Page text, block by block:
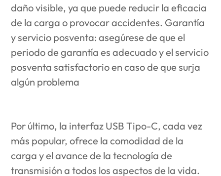
daño visible, ya que puede reducir la eficacia
de la carga o provocar accidentes. Garantía
y servicio posventa: asegúrese de que el
periodo de garantía es adecuado y el servicio
posventa satisfactorio en caso de que surja
algún problema
Por último, la interfaz USB Tipo-C, cada vez
más popular, ofrece la comodidad de la
carga y el avance de la tecnología de
transmisión a todos los aspectos de la vida.